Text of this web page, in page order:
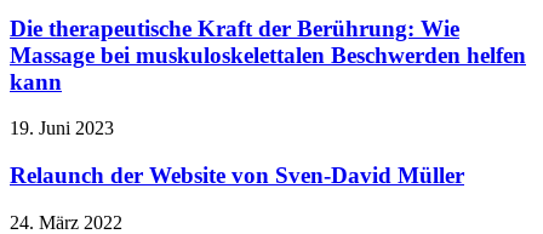
Die therapeutische Kraft der Berührung: Wie
Massage bei muskuloskelettalen Beschwerden helfen
kann
19. Juni 2023
Relaunch der Website von Sven-David Müller
24. März 2022